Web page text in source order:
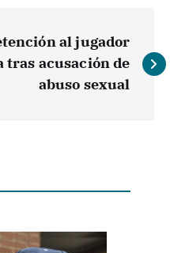
al jugador
tras acusación de
abuso sexual